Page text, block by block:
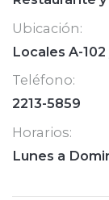
Ubicación:
Locales A-102
Teléfono:
2213-5859
Horarios:
Lunes a